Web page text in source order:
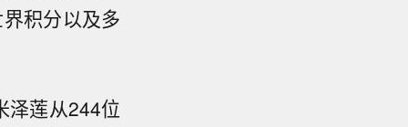
积分以及多
泽莲从244位